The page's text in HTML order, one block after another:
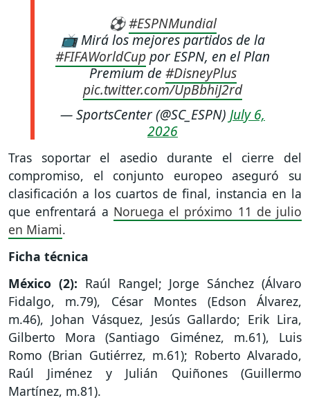
⚽#ESPNMundial
📺 Mirá los mejores partidos de la
#FIFAWorldCuppor ESPN, en el Plan
Premium de #DisneyPlus
pic.twitter.com/UpBbhiJ2rd
— SportsCenter (@SC_ESPN) July 6,
2026
Tras soportar el asedio durante el cierre del
compromiso, el conjunto europeo aseguró su
clasificación a los cuartos de final, instancia en la
que enfrentará a Noruega el próximo 11 de julio
en Miami.
Ficha técnica
México (2): Raúl Rangel; Jorge Sánchez (Álvaro
Fidalgo, m.79), César Montes (Edson Álvarez,
m.46), Johan Vásquez, Jesús Gallardo; Erik Lira,
Gilberto Mora (Santiago Giménez, m.61), Luis
Romo (Brian Gutiérrez, m.61); Roberto Alvarado,
Raúl Jiménez y Julián Quiñones (Guillermo
Martínez, m.81).